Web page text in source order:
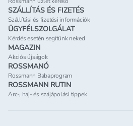
SZÁLLÍTÁS ÉS FIZETÉS
Szállítási és fizetési információk
ÜGYFÉLSZOLGÁLAT
Kérdés esetén segítünk neked
MAGAZIN
Akciós újságok
ROSSMANÓ
Rossmann Babaprogram
ROSSMANN RUTIN
Arc-, haj- és szájápolási tippek